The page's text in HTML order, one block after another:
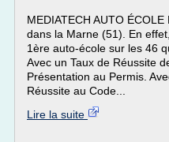
MEDIATECH AUTO
dans la Marne (51). En
1ère auto-école sur les 46
Avec un Taux de Réussite
Présentation au Permis.
Réussite au Code...
Lire la suite